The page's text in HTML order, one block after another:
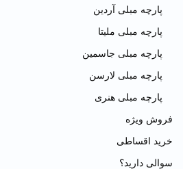
پارچه مبلی آردین
پارچه مبلی ملیتا
پارچه مبلی جاسمین
پارچه مبلی لارسن
پارچه مبلی هنری
فروش ویژه
خرید اقساطی
سوالی دارید؟